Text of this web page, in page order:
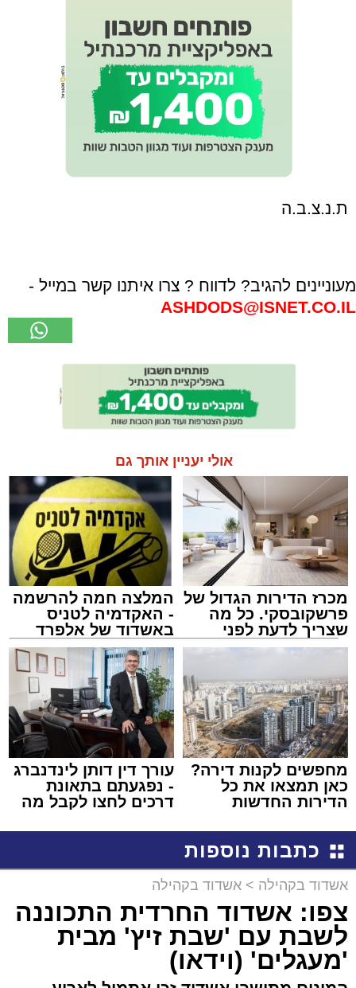
ת.נ.צ.ב.ה
מעוניינים להגיב? לדווח ? צרו איתנו קשר במייל -
ASHDODS@ISNET.CO.IL
אולי יעניין אותך גם
מכרז הדירות הגדול של
פרשקובסקי. כל מה
שצריך לדעת לפני
שמגישים הצעה לדירה
המלצה חמה להרשמה
- האקדמיה לטניס
באשדוד של אלפרד
קריאולנסקי - לילדים
מחפשים לקנות דירה?
כאן תמצאו את כל
הדירות החדשות
עורך דין דותן לינדנברג
- נפגעתם בתאונת
דרכים לחצו לקבל מה
כתבות נוספות
אשדוד בקהילה > אשדוד בקהילה
צפו: אשדוד החרדית התכוננה
לשבת עם 'שבת זיץ' מבית
'מעגלים' (וידאו)